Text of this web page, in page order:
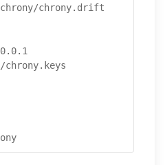
chrony.drift